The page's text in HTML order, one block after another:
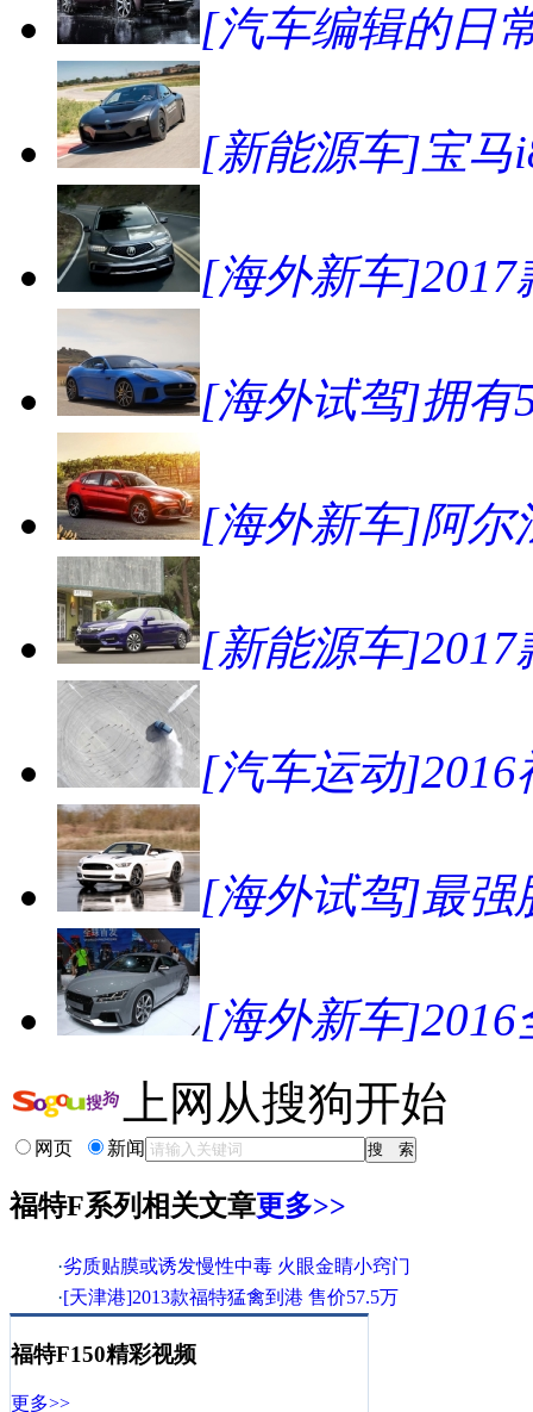
[汽车编辑的日
[新能源车]宝马
[海外新车]2017
[海外试驾]拥有
[海外新车]阿尔
[新能源车
[汽车运动]2016
[海外试驾]最强
[海外新车]2016
上网从搜狗开始
网页 新闻
福特F系列相关文章更多>>
·劣质贴膜或诱发慢性中毒 火眼金睛小窍门
·[天津港]2013款福特猛禽到港 售价57.5万
·49万起售！悍马H2/林肯等稀缺进口车狂降
福特F150精彩视频
更多>>